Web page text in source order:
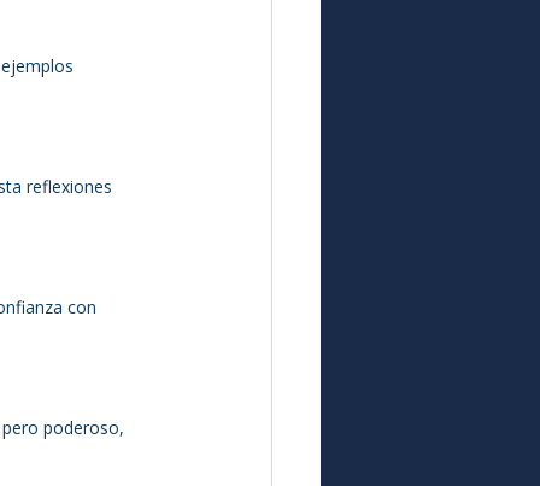
reflexiones
con
poderoso,